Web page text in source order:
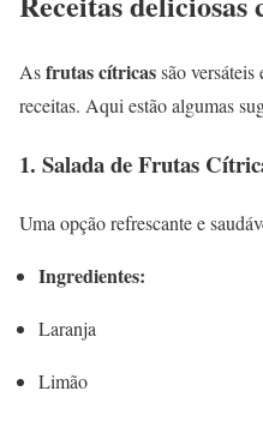
Asfrutas cítricassão
receitas. Aqui estão algumas
1. Salada de Frutas
Uma opção refrescante e
Ingredientes:
Laranja
Limão